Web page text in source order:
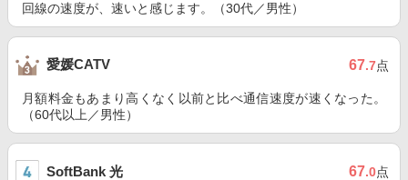
回線の速度が、速いと感じます。（30代／男性）
愛媛CATV 67.7点
月額料金もあまり高くなく以前と比べ通信速度が速くなった。
（60代以上／男性）
SoftBank 光 67.0点